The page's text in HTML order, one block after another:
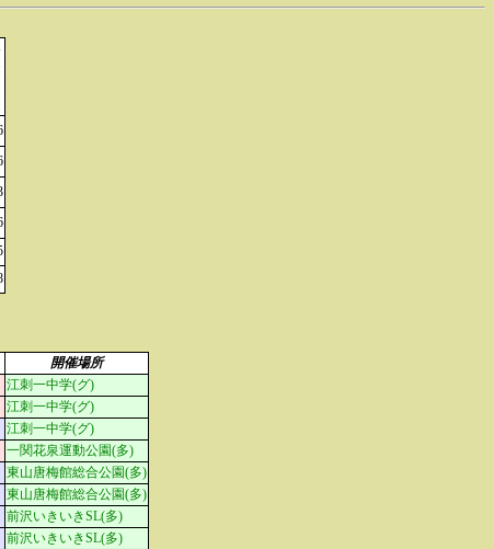
開催場所
江刺一中学(グ)
江刺一中学(グ)
江刺一中学(グ)
一関花泉運動公園(多)
東山唐梅館総合公園(多)
東山唐梅館総合公園(多)
前沢いきいきSL(多)
前沢いきいきSL(多)